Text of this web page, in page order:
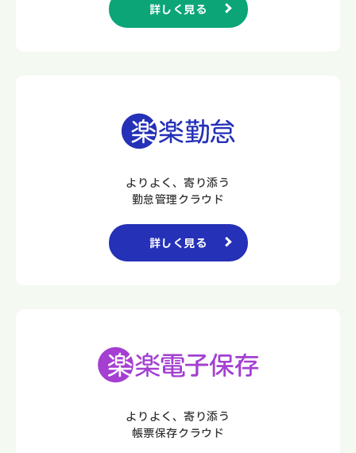
詳しく見る
よりよく、寄り添う
勤怠管理クラウド
詳しく見る
よりよく、寄り添う
帳票保存クラウド